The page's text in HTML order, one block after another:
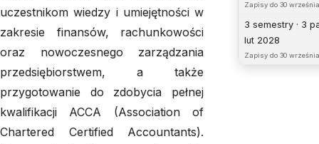
Zapisy do 30
3 semestry · 3
lut 2028
Zapisy do 30
uczestnikom wiedzy i umiejętności w
zakresie finansów, rachunkowości
oraz nowoczesnego zarządzania
przedsiębiorstwem, a także
przygotowanie do zdobycia pełnej
kwalifikacji ACCA (Association of
Chartered Certified Accountants).